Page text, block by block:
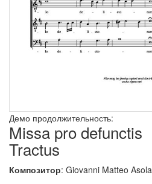
Демо продолжительность:
Missa pro defunctis
Tractus
Композитор: Giovanni Matteo Asola